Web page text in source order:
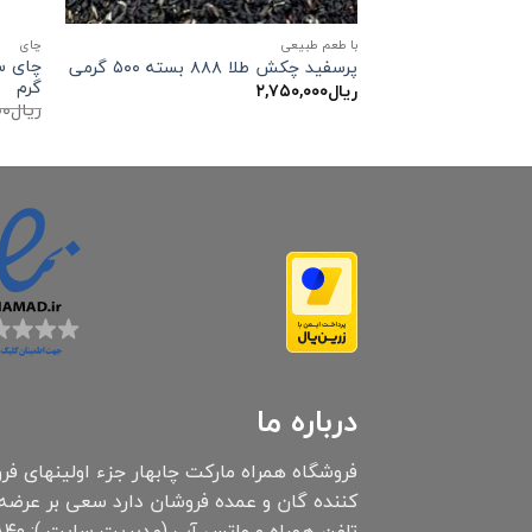
با طعم طبیعی
پرسفید چکش طلا ۸۸۸ بسته ۵۰۰ گرمی
ریال۲,۷۵۰,۰۰۰
چاي
گرم
ریال
درباره ما